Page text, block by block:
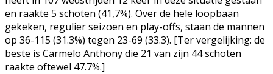
en raakte 5 schoten (41,7%). Over de hele loopbaan
gekeken, regulier seizoen en play-offs, staan de mannen
op 36-115 (31.3%) tegen 23-69 (33.3). [Ter vergelijking: de
beste is Carmelo Anthony die 21 van zijn 44 schoten
raakte oftewel 47.7%.]